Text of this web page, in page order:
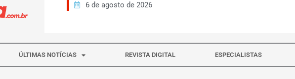
6 de agosto de 2026
ÚLTIMAS NOTÍCIAS REVISTA DIGITAL ESPECIALISTAS